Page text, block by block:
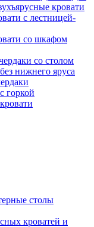
кровати
с лестницей-
со шкафом
со столом
нижнего яруса
горкой
столы
кроватей и